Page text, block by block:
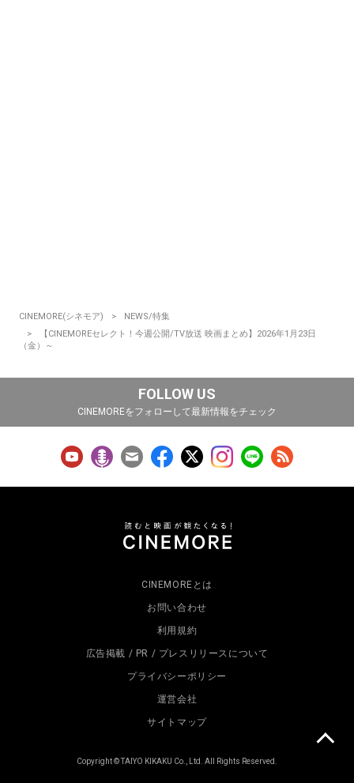
CINEMORE(シネモア)
NEWS/特集
【CINEMOREセレクト！今週公開/TV放送 映画まとめ】2026年1月23日
（金）～
FOLLOW US
CINEMOREをフォローして最新情報をチェック
CINEMOREとは
お問い合わせ
利用規約
広告掲載 / PR / プレスリリースについて
プライバシーポリシー
運営会社
サイトマップ
Copyright © TAIYO KIKAKU Co., Ltd. All Rights Reserved.